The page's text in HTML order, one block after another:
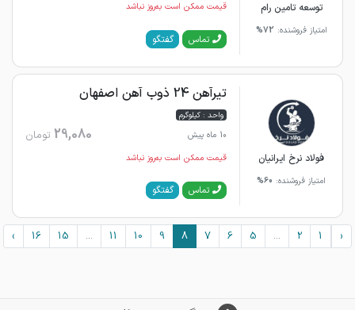
توسعه تامین رام
امتیاز فروشنده: 72%
قیمت ممکن است به‌روز نباشد
تماس گفتگو
فولاد نرخ ایرانیان
امتیاز فروشنده: 60%
تیرآهن 24 ذوب آهن اصفهان
واحد : کیلوگرم
10 ماه پیش
29,080 تومان
قیمت ممکن است به‌روز نباشد
تماس گفتگو
‹
1
2
...
5
6
7
8
9
10
11
...
15
16
›